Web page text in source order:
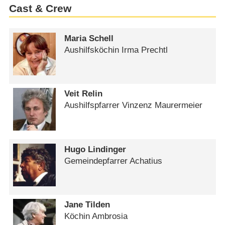
Cast & Crew
Maria Schell
Aushilfsköchin Irma Prechtl
Veit Relin
Aushilfspfarrer Vinzenz Maurermeier
Hugo Lindinger
Gemeindepfarrer Achatius
Jane Tilden
Köchin Ambrosia